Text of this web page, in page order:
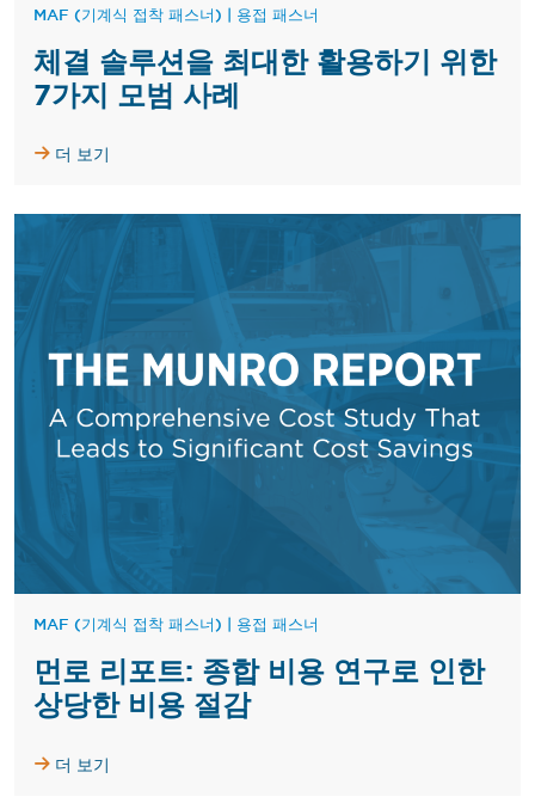
MAF (기계식 접착 패스너) | 용접 패스너
체결 솔루션을 최대한 활용하기 위한
7가지 모범 사례
더 보기
MAF (기계식 접착 패스너) | 용접 패스너
먼로 리포트: 종합 비용 연구로 인한
상당한 비용 절감
더 보기